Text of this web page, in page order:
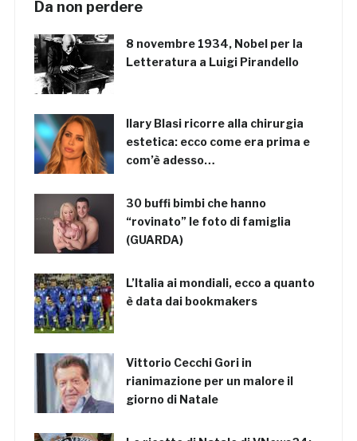
Da non perdere
8 novembre 1934, Nobel per la
Letteratura a Luigi Pirandello
Ilary Blasi ricorre alla chirurgia
estetica: ecco come era prima e
com’è adesso…
30 buffi bimbi che hanno
“rovinato” le foto di famiglia
(GUARDA)
L’Italia ai mondiali, ecco a quanto
è data dai bookmakers
Vittorio Cecchi Gori in
rianimazione per un malore il
giorno di Natale